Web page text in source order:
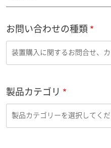
お問い合わせの種類
製品カテゴリ